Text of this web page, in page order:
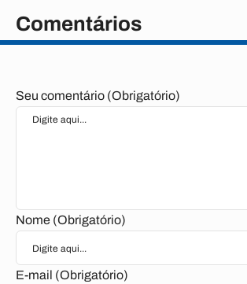
Comentários
Seu comentário (Obrigatório)
Nome (Obrigatório)
E-mail (Obrigatório)